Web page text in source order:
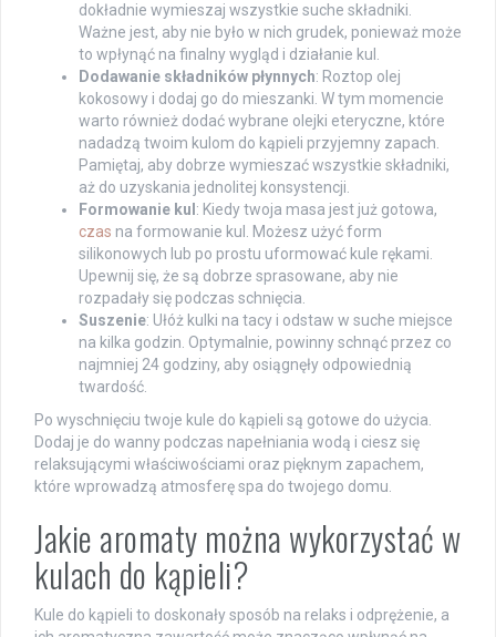
dokładnie wymieszaj wszystkie suche składniki.
Ważne jest, aby nie było w nich grudek, ponieważ może
to wpłynąć na finalny wygląd i działanie kul.
Dodawanie składników płynnych: Roztop olej
kokosowy i dodaj go do mieszanki. W tym momencie
warto również dodać wybrane olejki eteryczne, które
nadadzą twoim kulom do kąpieli przyjemny zapach.
Pamiętaj, aby dobrze wymieszać wszystkie składniki,
aż do uzyskania jednolitej konsystencji.
Formowanie kul : Kiedy twoja masa jest już gotowa,
czas na formowanie kul. Możesz użyć form
silikonowych lub po prostu uformować kule rękami.
Upewnij się, że są dobrze sprasowane, aby nie
rozpadały się podczas schnięcia.
Suszenie: Ułóż kulki na tacy i odstaw w suche miejsce
na kilka godzin. Optymalnie, powinny schnąć przez co
najmniej 24 godziny, aby osiągnęły odpowiednią
twardość.
Po wyschnięciu twoje kule do kąpieli są gotowe do użycia.
Dodaj je do wanny podczas napełniania wodą i ciesz się
relaksującymi właściwościami oraz pięknym zapachem,
które wprowadzą atmosferę spa do twojego domu.
Jakie aromaty można wykorzystać w
kulach do kąpieli?
Kule do kąpieli to doskonały sposób na relaks i odprężenie, a